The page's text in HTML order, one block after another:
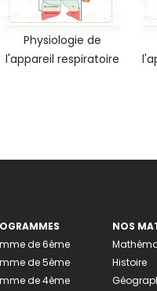
Physiologie de
l'appareil respiratoire
de 6ème
de 5ème
de 4ème
NOS
Histoire